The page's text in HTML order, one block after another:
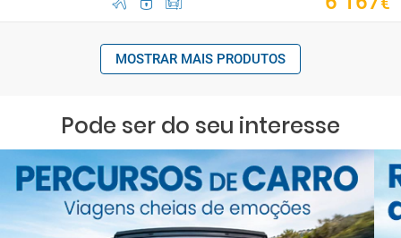
MOSTRAR MAIS PRODUTOS
Pode ser do seu interesse